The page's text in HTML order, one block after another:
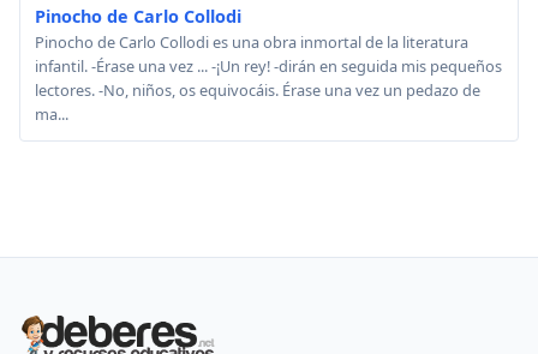
Pinocho de Carlo Collodi
Pinocho de Carlo Collodi es una obra inmortal de la literatura
infantil. -Érase una vez ... -¡Un rey! -dirán en seguida mis pe­queños
lectores. -No, niños, os equivocáis. Érase una vez un pedazo de
ma...